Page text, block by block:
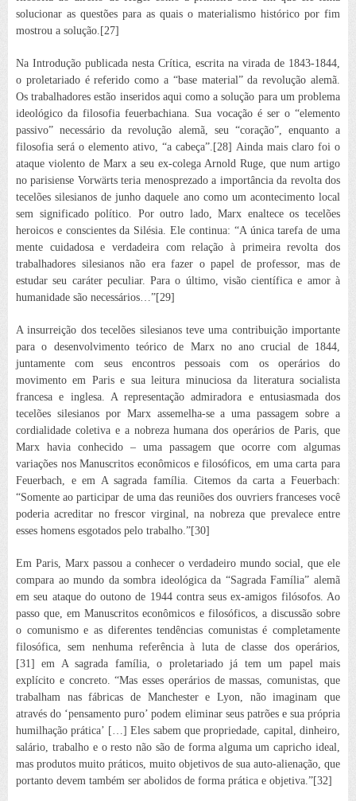
solucionar as questões para as quais o materialismo histórico por fim
mostrou a solução.[27]
Na Introdução publicada nesta Crítica , escrita na virada de 1843-1844,
o proletariado é referido como a “base material” da revolução alemã.
Os trabalhadores estão inseridos aqui como a solução para um problema
ideológico da filosofia feuerbachiana. Sua vocação é ser o “elemento
passivo” necessário da revolução alemã, seu “coração”, enquanto a
filosofia será o elemento ativo, “a cabeça”.[28] Ainda mais claro foi o
ataque violento de Marx a seu ex-colega Arnold Ruge, que num artigo
no parisiense Vorwärtsteria menosprezado a importância da revolta dos
tecelões silesianos de junho daquele ano como um acontecimento local
sem significado político. Por outro lado, Marx enaltece os tecelões
heroicos e conscientes da Silésia. Ele continua: “A única tarefa de uma
mente cuidadosa e verdadeira com relação à primeira revolta dos
trabalhadores silesianos não era fazer o papel de professor, mas de
estudar seu caráter peculiar. Para o último, visão científica e amor à
humanidade são necessários…”[29]
A insurreição dos tecelões silesianos teve uma contribuição importante
para o desenvolvimento teórico de Marx no ano crucial de 1844,
juntamente com seus encontros pessoais com os operários do
movimento em Paris e sua leitura minuciosa da literatura socialista
francesa e inglesa. A representação admiradora e entusiasmada dos
tecelões silesianos por Marx assemelha-se a uma passagem sobre a
cordialidade coletiva e a nobreza humana dos operários de Paris, que
Marx havia conhecido – uma passagem que ocorre com algumas
variações nosManuscritos econômicos e filosóficos , em uma carta para
Feuerbach, e em A sagrada família. Citemos da carta a Feuerbach:
“Somente ao participar de uma das reuniões dos ouvriersfranceses você
poderia acreditar no frescor virginal, na nobreza que prevalece entre
esses homens esgotados pelo trabalho.”[30]
Em Paris, Marx passou a conhecer o verdadeiro mundo social, que ele
compara ao mundo da sombra ideológica da “Sagrada Família” alemã
em seu ataque do outono de 1944 contra seus ex-amigos filósofos. Ao
passo que, emManuscritos econômicos e filosóficos, a discussão sobre
o comunismo e as diferentes tendências comunistas é completamente
filosófica, sem nenhuma referência à luta de classe dos operários,
[31] em A sagrada família, o proletariado já tem um papel mais
explícito e concreto. “Mas esses operários demassas , comunistas, que
trabalham nas fábricas de Manchester e Lyon, não imaginam que
através do ‘pensamento puro’ podem eliminar seus patrões e sua própria
humilhação prática’ […] Eles sabem que propriedade, capital, dinheiro,
salário, trabalho e o resto não são de forma alguma um capricho ideal,
mas produtos muito práticos, muito objetivos de sua auto-alienação, que
portanto devem também ser abolidos de forma prática e objetiva.”[32]